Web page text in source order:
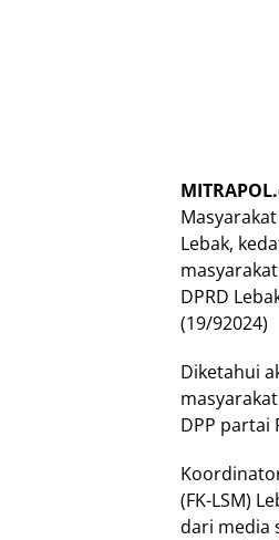
Lebak,
DPRD
(19/92024)
Diketahui
DPP partai
(FK-LSM)
dari media